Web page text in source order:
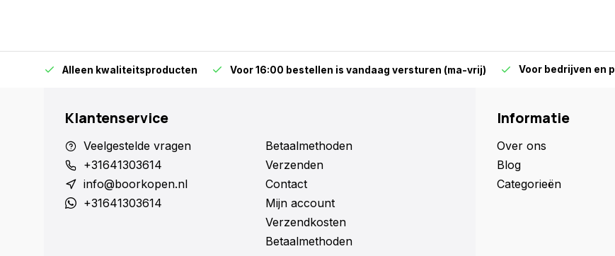
Alleen kwaliteitsproducten Voor 16:00 bestellen is vandaag versturen (ma-vrij) Voor bedrijven en
Klantenservice
Veelgestelde vragen
+31641303614
info@boorkopen.nl
+31641303614
Betaalmethoden
Verzenden
Contact
Mijn account
Verzendkosten
Betaalmethoden
Informatie
Over ons
Blog
Categorieën